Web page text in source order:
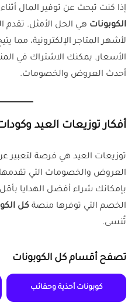
إذا كنت تبحث عن توفير المال
الكوبونات هي الحل الأمثل.
لأشهر المتاجر الإلكترونية، مما
الأسعار. يمكنك الاشتراك في
أحدث العروض والخصومات.
أفكار توزيعات العيد
توزيعات العيد هي فرصة لتعبير
العروض والخصومات التي تقدمها
بإمكانك شراء أفضل الهدايا
الخصم التي توفرها منصة كل
تُنسى.
تصفح أقسام كل الكوبونات
كوبونات أحذية وحقائب